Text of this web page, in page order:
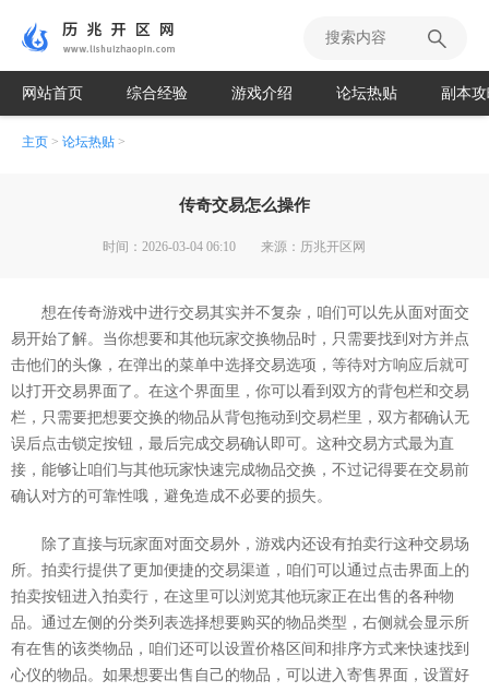
网站首页 综合经验 游戏介绍 论坛热贴 副本
主页 > 论坛热贴 >
传奇交易怎么操作
时间：2026-03-04 06:10 来源：历兆开区网
想在传奇游戏中进行交易其实并不复杂，咱们可以先从面对面交
易开始了解。当你想要和其他玩家交换物品时，只需要找到对方并点
击他们的头像，在弹出的菜单中选择交易选项，等待对方响应后就可
以打开交易界面了。在这个界面里，你可以看到双方的背包栏和交易
栏，只需要把想要交换的物品从背包拖动到交易栏里，双方都确认无
误后点击锁定按钮，最后完成交易确认即可。这种交易方式最为直
接，能够让咱们与其他玩家快速完成物品交换，不过记得要在交易前
确认对方的可靠性哦，避免造成不必要的损失。
除了直接与玩家面对面交易外，游戏内还设有拍卖行这种交易场
所。拍卖行提供了更加便捷的交易渠道，咱们可以通过点击界面上的
拍卖按钮进入拍卖行，在这里可以浏览其他玩家正在出售的各种物
品。通过左侧的分类列表选择想要购买的物品类型，右侧就会显示所
有在售的该类物品，咱们还可以设置价格区间和排序方式来快速找到
心仪的物品。如果想要出售自己的物品，可以进入寄售界面，设置好